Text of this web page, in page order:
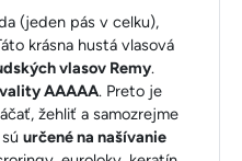
(jeden pás v celku),
krásna hustá vlasová
vlasov Remy.
AAAAA. Preto je
žehliť a samozrejme
určené na našívanie